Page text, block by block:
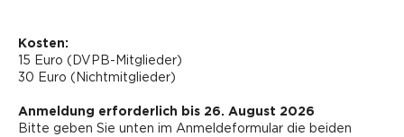
Kosten:
15 Euro (DVPB-Mitglieder)
30 Euro (Nichtmitglieder)
Anmeldung erforderlich bis 26. August 2026
Bitte geben Sie unten im Anmeldeformular die beiden